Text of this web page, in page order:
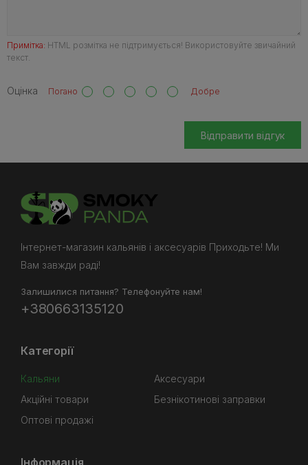
Примітка: HTML розмітка не підтримується! Використовуйте звичайний
текст.
Оцінка Погано Добре
Відправити відгук
Інтернет-магазин кальянів і аксесуарів Приходьте! Ми
Вам завжди раді!
Залишилися питання? Телефонуйте нам!
+380663135120
Категорії
Кальяни
Аксесуари
Акційні товари
Безнікотинові заправки
Оптові продажі
Інформація